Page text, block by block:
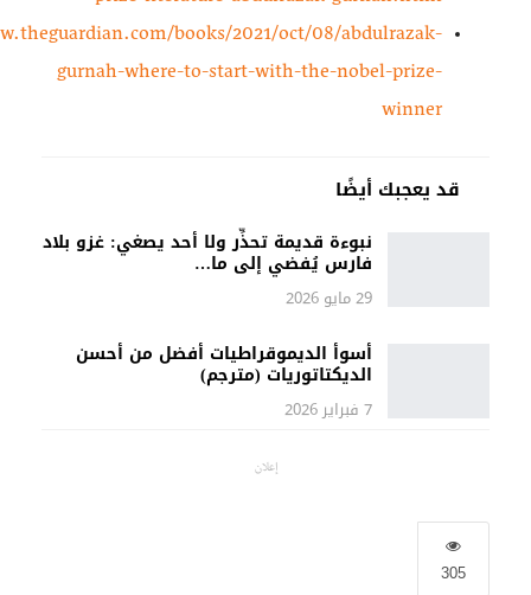
books/2021/oct/08/abdulrazak-
gurnah-where-to-start-with-the-nobel-prize-
winner
قد يعجبك أيضًا
نبوءة قديمة تحذِّر ولا أحد يصغي: غزو بلاد
فارس يُفضي إلى ما…
29 مايو 2026
أسوأ الديموقراطيات أفضل من أحسن
الديكتاتوريات (مترجم)
7 فبراير 2026
إعلان
305